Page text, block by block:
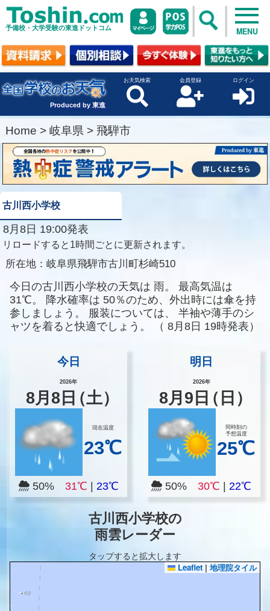
予備校・大学受験の東進ドットコム MENU
Produced by 東進
お天気検索 会員登録 ログイン
Home > 岐阜県 > 飛騨市
古川西小学校
8月8日 19:00発表
リロードすると1時間ごとに更新されます。
所在地： 岐阜県飛騨市古川町杉崎510
今日の古川西小学校の天気は 雨。
最高気温は
31℃。
降水確率は 50％のため、外出時には傘を持
参しましょう。
服装については、
半袖や薄手のシ
ャツを着ると快適でしょう。
（ 8月8日 19時発表）
今日
2026年
8月8 日（土）
現在温度
23℃
50% 31℃ 23℃
明日
2026年
8月 9 日（日）
同時刻の
予想温度
25℃
50%30℃ |22℃
古川西小学校の
雨雲レーダー
タップすると拡大します
Leaflet | 地理院タイル